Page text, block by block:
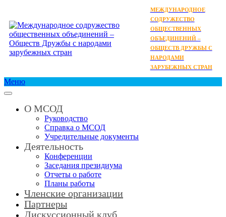
МЕЖДУНАРОДНОЕ
СОДРУЖЕСТВО
ОБЩЕСТВЕННЫХ
ОБЪЕДИНЕНИЙ –
ОБЩЕСТВ ДРУЖБЫ С
НАРОДАМИ
ЗАРУБЕЖНЫХ СТРАН
Меню
О МСОД
Руководство
Справка о МСОД
Учредительные документы
Деятельность
Конференции
Заседания президиума
Отчеты о работе
Планы работы
Членские организации
Партнеры
Дискуссионный клуб